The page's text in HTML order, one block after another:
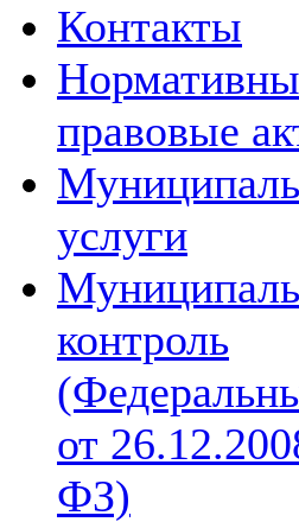
Контакты
правовые
услуги
контроль
от
ФЗ)